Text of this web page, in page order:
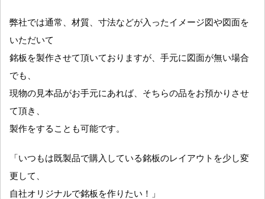
弊社では通常、材質、寸法などが入ったイメージ図や図面を
いただいて
銘板を製作させて頂いておりますが、手元に図面が無い場合
でも、
現物の見本品がお手元にあれば、そちらの品をお預かりさせ
て頂き、
製作をすることも可能です。
「いつもは既製品で購入している銘板のレイアウトを少し変
更して、
自社オリジナルで銘板を作りたい！」